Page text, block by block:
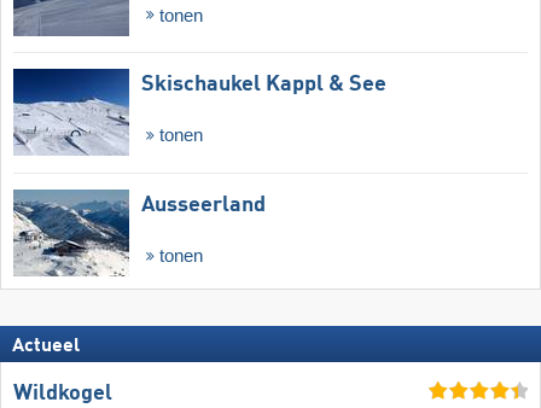
tonen
Skischaukel Kappl & See
tonen
Ausseerland
tonen
Actueel
Wildkogel